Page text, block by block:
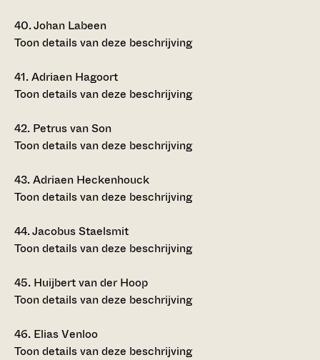
40.Johan Labeen
Toon details van deze beschrijving
41.Adriaen Hagoort
Toon details van deze beschrijving
42. Petrus van Son
Toon details van deze beschrijving
43.Adriaen Heckenhouck
Toon details van deze beschrijving
44.Jacobus Staelsmit
Toon details van deze beschrijving
45. Huijbert van der Hoop
Toon details van deze beschrijving
46. Elias Venloo
Toon details van deze beschrijving